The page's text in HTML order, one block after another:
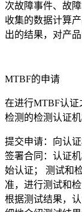
次故障事件、故
收集的数据计算
出的结果，对产
MTBF的申请
在进行MTBF认证
检测的检测认证
提交申请：向认
签署合同：认证
始认证； 测试和
准，进行测试和
根据测试结果，